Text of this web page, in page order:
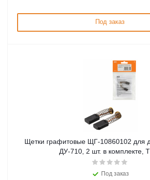
Под заказ
Щетки графитовые ЩГ-10860102 для
ДУ-710, 2 шт. в комплекте,
Под заказ